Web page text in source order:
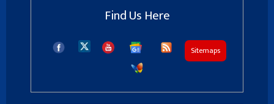
Find Us Here
Sitemaps